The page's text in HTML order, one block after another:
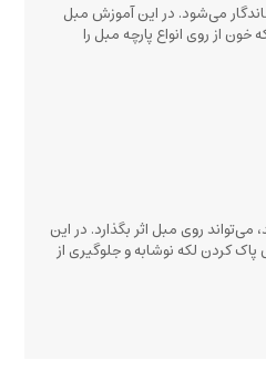
می‌شود. در این آموزش مبل
از روی انواع پارچه مبل را
روی مبل اثر بگذارد. در این
کردن لکه نوشابه و جلوگیری از